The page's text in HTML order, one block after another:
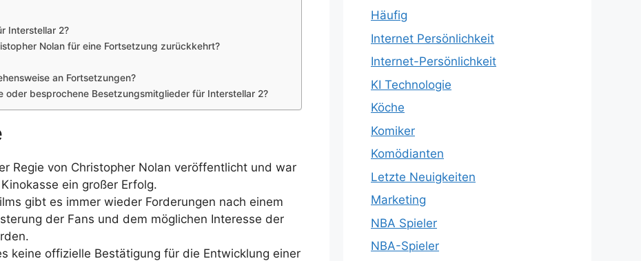
Interstellar 2?
Nolan für eine Fortsetzung zurückkehrt?
an Fortsetzungen?
oder besprochene Besetzungsmitglieder für Interstellar 2?
Regie von Christopher Nolan veröffentlicht und war
ein großer Erfolg.
gibt es immer wieder Forderungen nach einem
der Fans und dem möglichen Interesse der
keine offizielle Bestätigung für die Entwicklung einer
Häufig
Internet Persönlichkeit
Internet-Persönlichkeit
KI Technologie
Köche
Komiker
Komödianten
Letzte Neuigkeiten
Marketing
NBA Spieler
NBA-Spieler